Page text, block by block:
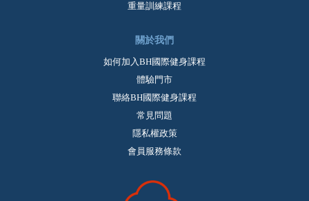
重量訓練課程
關於我們
如何加入BH國際健身課程
體驗門市
聯絡BH國際健身課程
常見問題
隱私權政策
會員服務條款